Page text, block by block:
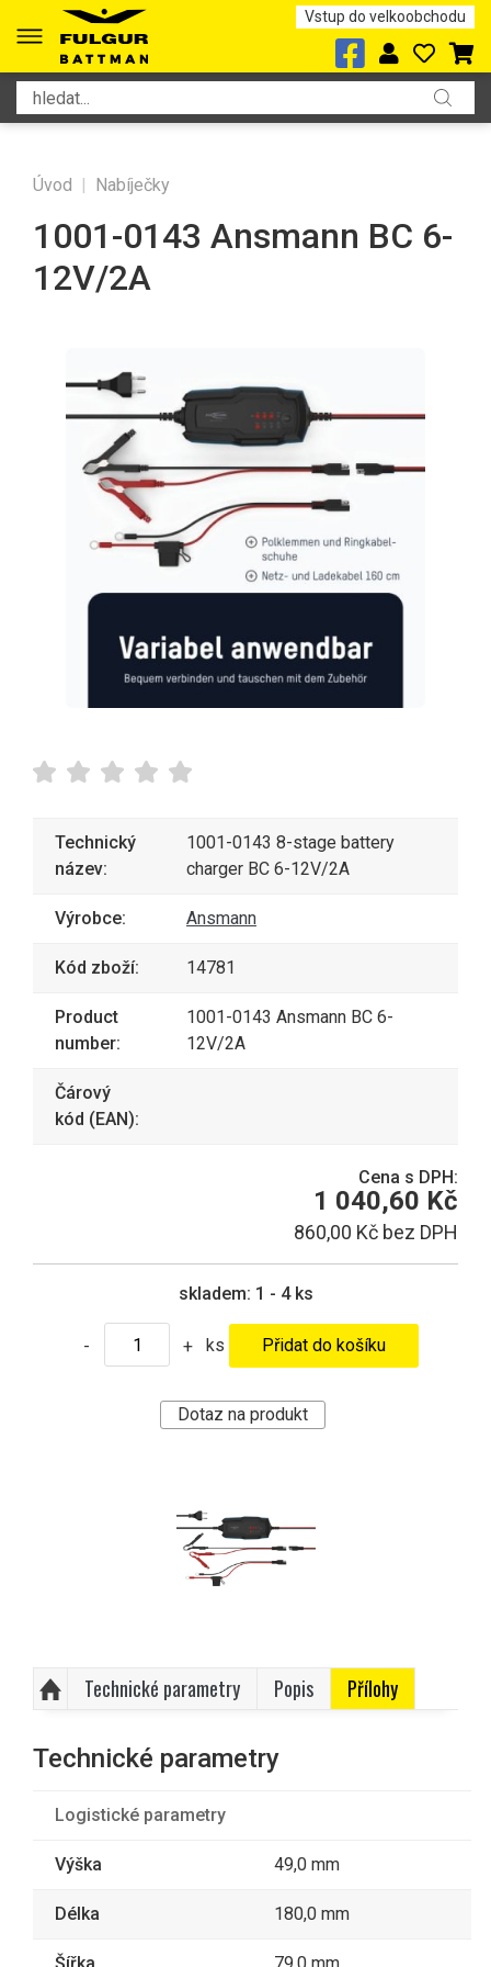
Vstup do velkoobchodu
Úvod | Nabíječky
1001-0143 Ansmann BC 6-
12V/2A
Technický
název:
1001-0143 8-stage battery
charger BC 6-12V/2A
Výrobce: Ansmann
Kód zboží: 14781
Product
number:
1001-0143 Ansmann BC 6-
12V/2A
Čárový
kód (EAN):
Cena s DPH:
1 040,60 Kč
860,00 Kč bez DPH
skladem: 1 - 4 ks
- + ks
Dotaz na produkt
Technické parametry Popis Přílohy
Technické parametry
Logistické parametry
Výška 49,0 mm
Délka 180,0 mm